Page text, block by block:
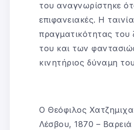
του αναγνωρίστηκε
επιφανειακές. Η
πραγματικότητας
του και των
κινητήριος δύναμη
Ο Θεόφιλος
Λέσβου, 1870 –